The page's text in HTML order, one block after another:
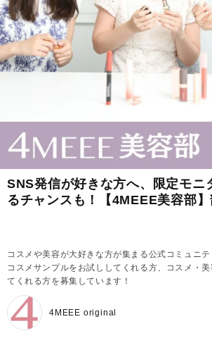
SNS発信が好きな方へ、限定モニ
るチャンスも！【4MEEE美容部
コスメや美容が大好きな方が集まる公式コミュニ
コスメサンプルをお試ししてくれる方、コスメ・
てくれる方を募集しています！
4MEEE original